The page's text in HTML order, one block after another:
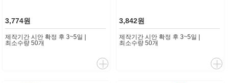
3,774원
제작기간 시안 확정 후 3~5일 |
최소수량 50개
3,842원
제작기간 시안 확정 후 3~5일 |
최소수량 50개